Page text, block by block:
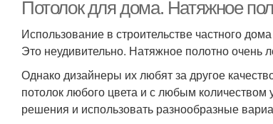
Потолок для дома. Натяжное
Использование в строительстве частного
Это неудивительно. Натяжное полотно очень
Однако дизайнеры их любят за другое
потолок любого цвета и с любым
решения и использовать разнообразные